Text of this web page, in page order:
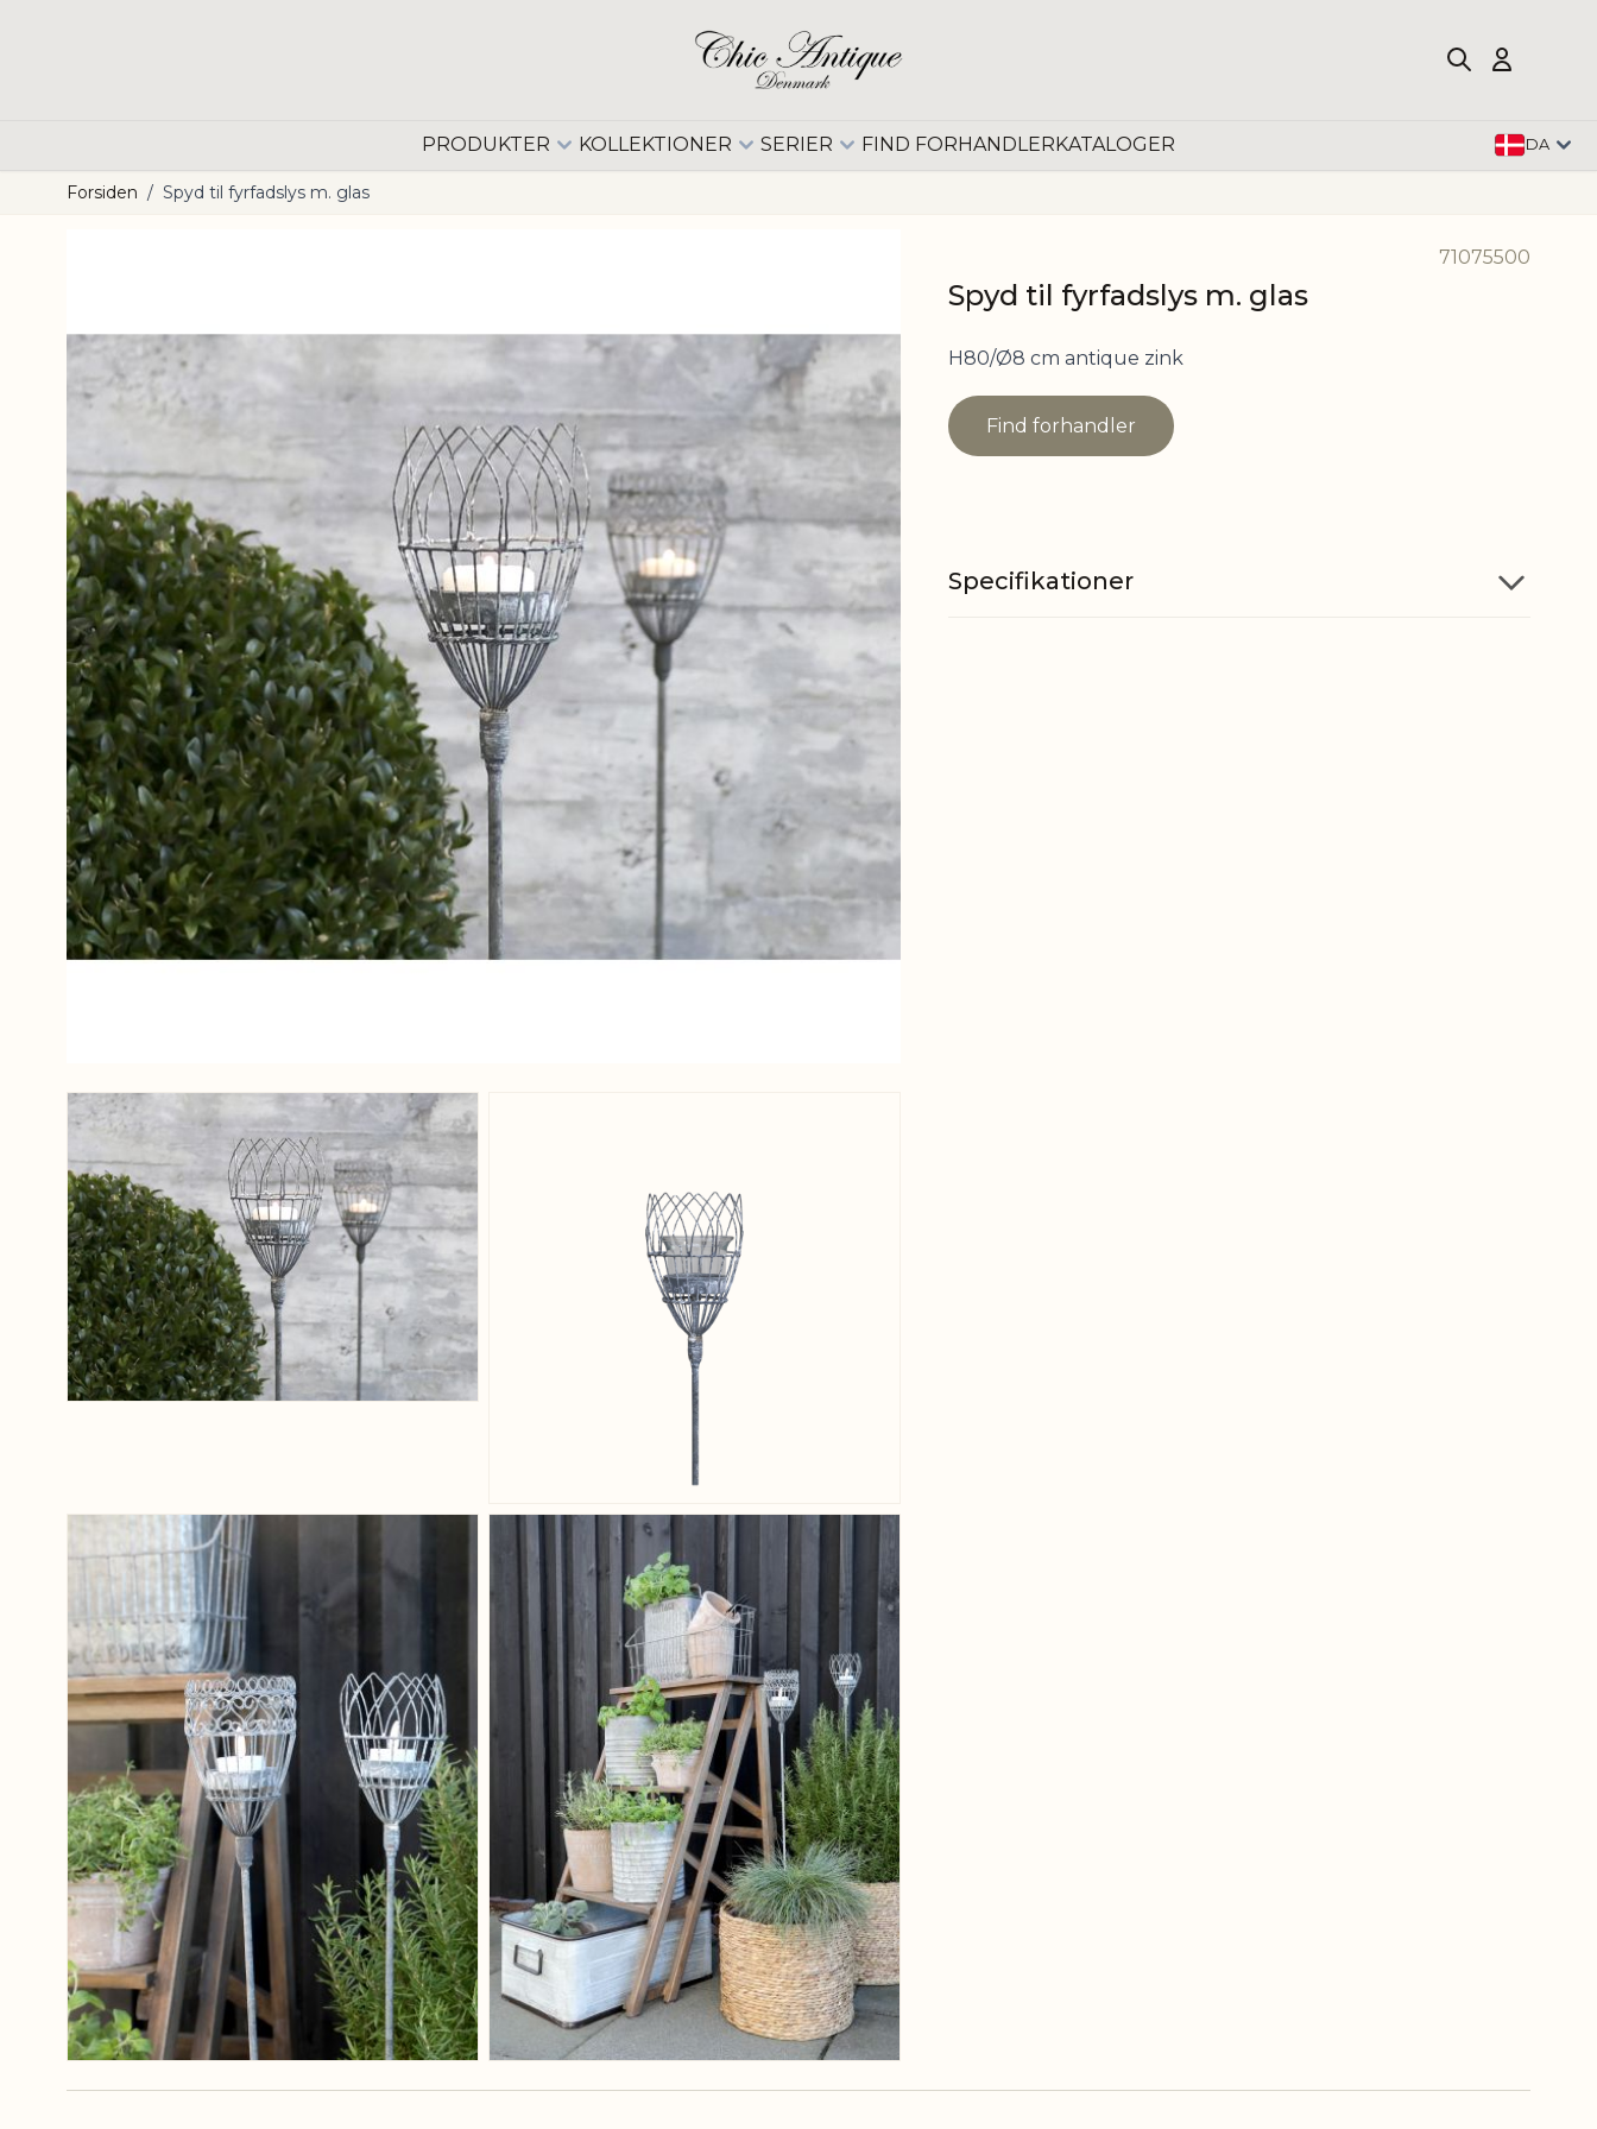
PRODUKTER KOLLEKTIONER SERIER FIND FORHANDLERKATALOGER DA
Forsiden / Spyd til fyrfadslys m. glas
71075500
Spyd til fyrfadslys m. glas
View larger image
H80/Ø8 cm antique zink
Find forhandler
Specifikationer